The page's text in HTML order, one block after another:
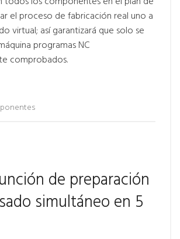
el proceso de fabricación real uno a
virtual; así garantizará que solo se
programas NC
comprobados.
de preparación
simultáneo en 5